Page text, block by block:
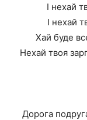
І нехай
І нехай
Хай буде
Нехай твоя
Дорога